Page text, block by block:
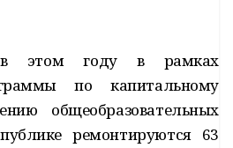
этом году в рамках
по капитальному
общеобразовательных
ремонтируются 63